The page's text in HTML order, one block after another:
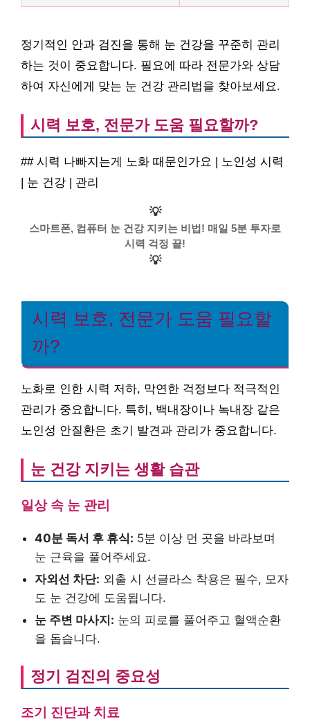
정기적인 안과 검진을 통해 눈 건강을 꾸준히 관리
하는 것이 중요합니다. 필요에 따라 전문가와 상담
하여 자신에게 맞는 눈 건강 관리법을 찾아보세요.
시력 보호, 전문가 도움 필요할까?
## 시력 나빠지는게 노화 때문인가요 | 노인성 시력
| 눈 건강 | 관리
💡
스마트폰, 컴퓨터 눈 건강 지키는 비법! 매일 5분 투자로
시력 걱정 끝!
💡
시력 보호, 전문가 도움 필요할
까?
노화로 인한 시력 저하, 막연한 걱정보다 적극적인
관리가 중요합니다. 특히, 백내장이나 녹내장 같은
노인성 안질환은 초기 발견과 관리가 중요합니다.
눈 건강 지키는 생활 습관
일상 속 눈 관리
40분 독서 후 휴식: 5분 이상 먼 곳을 바라보며
눈 근육을 풀어주세요.
자외선 차단: 외출 시 선글라스 착용은 필수, 모자
도 눈 건강에 도움됩니다.
눈 주변 마사지: 눈의 피로를 풀어주고 혈액순환
을 돕습니다.
정기 검진의 중요성
조기 진단과 치료